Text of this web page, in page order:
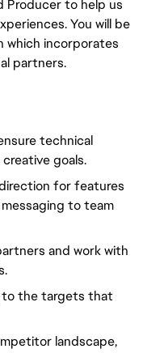
Producer to help us
You will be
which incorporates
partners.
technical
goals.
for features
to team
and work with
to the targets that
landscape,